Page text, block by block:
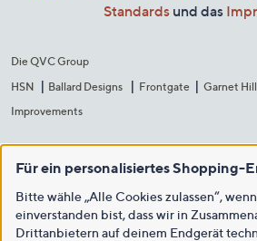
Standards und das
Die QVC Group
HSN
Ballard Designs Frontgate Garnet Hill
Improvements
Für ein personalisiertes Shopping-
Bitte wähle „Alle Cookies zulassen“,
einverstanden bist, dass wir in
Drittanbietern auf deinem Endgerät